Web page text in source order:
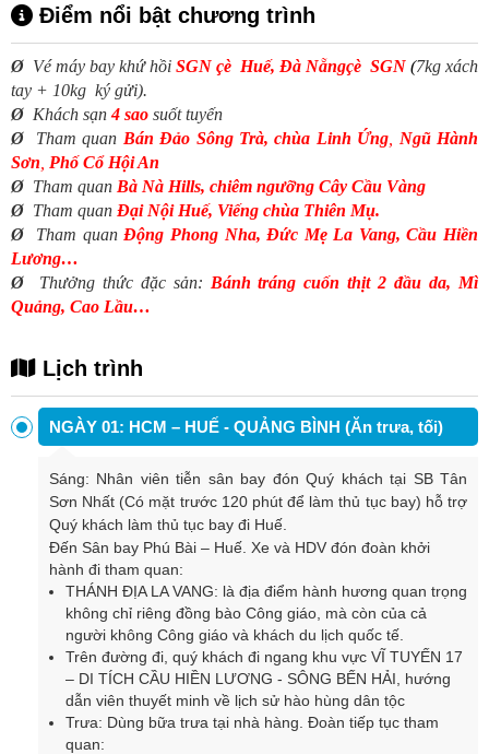
Điểm nổi bật chương trình
Ø Vé máy bay khứ hồi SGN çè Huế, Đà Nẵngçè SGN (7kg xách
tay + 10kg ký gửi).
Ø Khách sạn4 sao suốt tuyến
Ø Tham quan Bán Đảo Sông Trà, chùa Linh Ứng
Ngũ Hành
Sơn Phố Cổ Hội An
Ø Tham quan Bà Nà Hills, chiêm ngưỡng Cây Cầu Vàng
Ø Tham quan Đại Nội Huế, Viếng chùa Thiên Mụ.
Ø
Tham quan Động Phong Nha, Đức Mẹ La Vang, Cầu Hiền
Lương…
Ø
Thưởng thức đặc sản: Bánh tráng cuốn thịt 2 đầu da, Mì
Quảng, Cao Lầu…
Lịch trình
NGÀY 01: HCM – HUẾ - QUẢNG BÌNH (Ăn trưa, tối)
Sáng: Nhân viên tiễn sân bay đón Quý khách tại SB Tân
Sơn Nhất (Có mặt trước 120 phút để làm thủ tục bay) hỗ trợ
Quý khách làm thủ tục bay đi Huế.
Đến Sân bay Phú Bài – Huế. Xe và HDV đón đoàn khởi
hành đi tham quan:
THÁNH ĐỊA LA VANG: là địa điểm hành hương quan trọng
không chỉ riêng đồng bào Công giáo, mà còn của cả
người không Công giáo và khách du lịch quốc tế.
Trên đường đi, quý khách đi ngang khu vực VĨ TUYẾN 17
– DI TÍCH CẦU HIỀN LƯƠNG - SÔNG BẾN HẢI, hướng
dẫn viên thuyết minh về lịch sử hào hùng dân tộc
Trưa: Dùng bữa trưa tại nhà hàng. Đoàn tiếp tục tham
quan: